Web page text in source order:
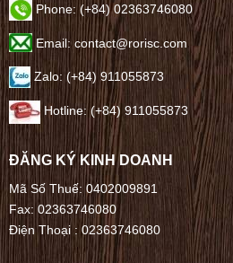
Phone:(+84) 02363746080
Email: contact@rorisc.com
Zalo: (+84) 911055873
Hotline: (+84) 911055873
ĐĂNG KÝ KINH DOANH
Mã Số Thuế: 0402009891
Fax: 02363746080
Điện Thoại :02363746080